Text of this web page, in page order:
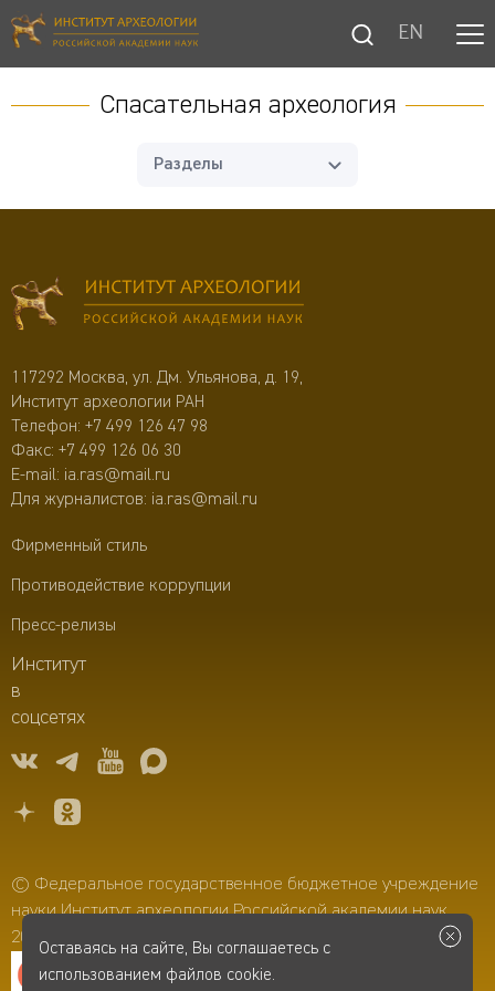
EN
Спасательная археология
Разделы
117292 Москва, ул. Дм. Ульянова, д. 19,
Институт археологии РАН
Телефон: +7 499 126 47 98
Факс: +7 499 126 06 30
E-mail: ia.ras@mail.ru
Для журналистов: ia.ras@mail.ru
Фирменный стиль
Противодействие коррупции
Пресс-релизы
Институт
в
соцсетях
© Федеральное государственное бюджетное учреждение
науки Институт археологии Российской академии наук,
2006–2026
Оставаясь на сайте, Вы соглашаетесь с
использованием файлов cookie.